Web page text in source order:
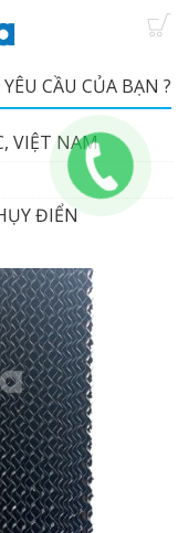
CẦU CỦA BẠN ?
VIỆT NAM
ĐIỂN